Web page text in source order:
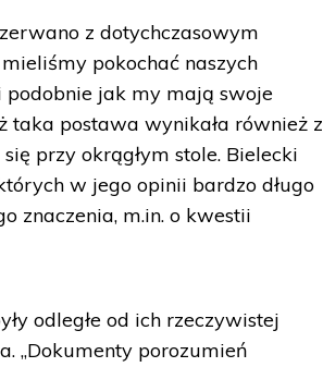
z dotychczasowym
pokochać naszych
podobnie jak my mają swoje
taka postawa wynikała również z
przy okrągłym stole. Bielecki
w jego opinii bardzo długo
znaczenia, m.in. o kwestii
odległe od ich rzeczywistej
„Dokumenty porozumień